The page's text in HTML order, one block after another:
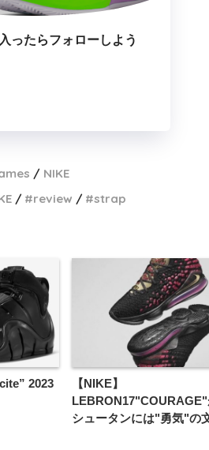
ったらフォローしよう
NIKE
review strap
2023
【NIKE】
シュータンには"勇気"の